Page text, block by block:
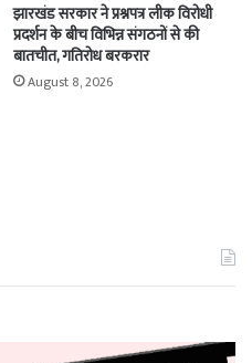
झारखंड सरकार ने प्रश्नपत्र लीक विरोधी
प्रदर्शन के बीच विभिन्न संगठनों से की
बातचीत, गतिरोध बरकरार
August 8, 2026